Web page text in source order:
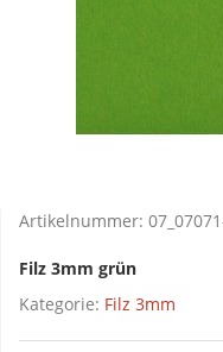
Artikelnummer:
Filz 3mm grün
Kategorie: Filz 3mm